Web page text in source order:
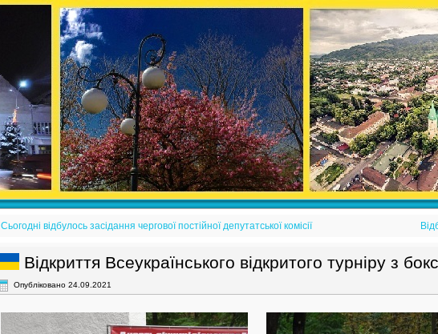
Сьогодні відбулось засідання чергової постійної депутатської комісії
Відкриття Всеукраїнського відкритого турніру з
Опубліковано 24.09.2021